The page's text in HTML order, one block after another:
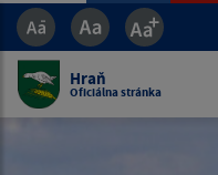
Hraň
Oficiálna stránka